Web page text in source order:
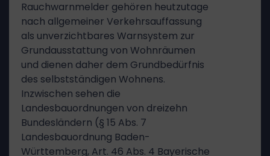
Rauchwarnmelder gehören heutzutage
nach allgemeiner Verkehrsauffassung
als unverzichtbares Warnsystem zur
Grundausstattung von Wohnräumen
und dienen daher dem Grundbedürfnis
des selbstständigen Wohnens.
Inzwischen sehen die
Landesbauordnungen von dreizehn
Bundesländern (§ 15 Abs. 7
Landesbauordnung Baden-
Württemberg, Art. 46 Abs. 4 Bayerische